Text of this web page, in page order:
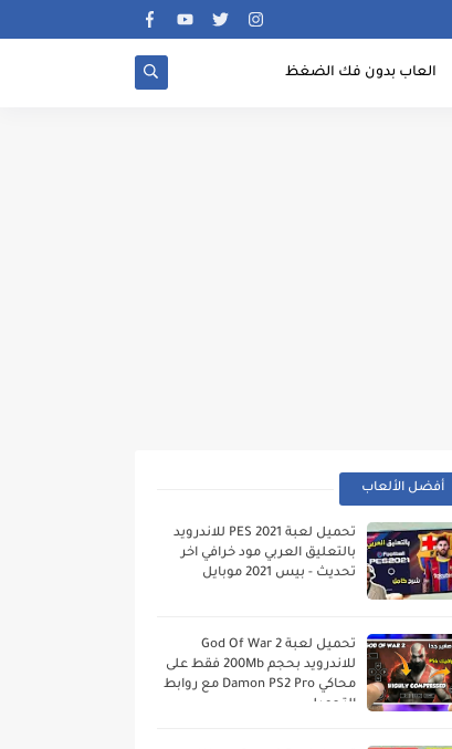
العاب بدون فك الضغظ
أفضل الألعاب
تحميل لعبة PES 2021 للاندرويد
بالتعليق العربي مود خرافي اخر
تحديث - بيس 2021 موبايل
تحميل لعبة God Of War 2
للاندرويد بحجم 200Mb فقط على
محاكي Damon PS2 Pro مع روابط
التحميل